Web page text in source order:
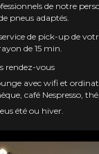
de notre
pneus adaptés.
de pick-up de
de 15 min.
rendez-vous
avec wifi et
café Nespresso,
été ou hiver.